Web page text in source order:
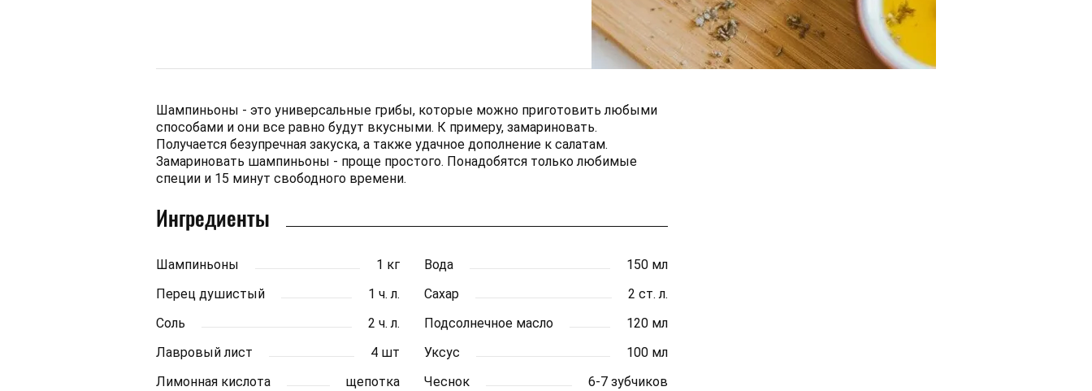
Шампиньоны - это универсальные грибы, которые можно приготовить любыми
способами и они все равно будут вкусными. К примеру, замариновать.
Получается безупречная закуска, а также удачное дополнение к салатам.
Замариновать шампиньоны - проще простого. Понадобятся только любимые
специи и 15 минут свободного времени.
Ингредиенты
Шампиньоны 1 кг Вода
150 мл
Перец душистый
1 ч. л. Сахар
2 ст. л.
Соль
2 ч. л. Подсолнечное масло
120 мл
Лавровый лист
4 шт Уксус
100 мл
Лимонная кислота
щепотка Чеснок 6-7 зубчиков